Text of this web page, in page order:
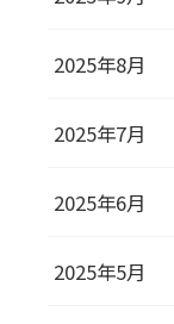
2025年8月
2025年7月
2025年6月
2025年5月